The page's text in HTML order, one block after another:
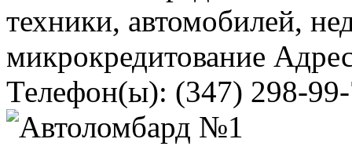
техники, автомобилей,
микрокредитование
Телефон(ы): (347) 298-